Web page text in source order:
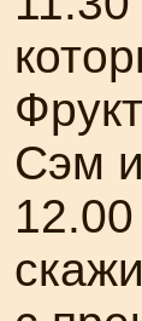
Сэм